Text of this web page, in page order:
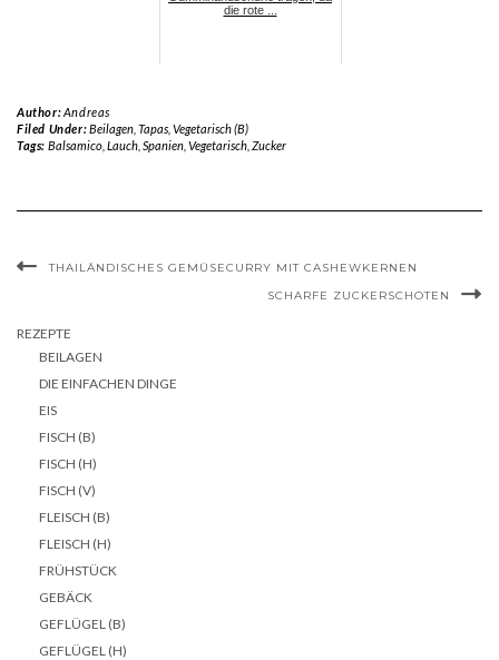
die rote ...
Author:Andreas
Filed Under:Beilagen, Tapas, Vegetarisch (B)
Tags: Balsamico, Lauch, Spanien, Vegetarisch, Zucker
THAILÄNDISCHES GEMÜSECURRY MIT CASHEWKERNEN
SCHARFE ZUCKERSCHOTEN
REZEPTE
BEILAGEN
DIE EINFACHEN DINGE
EIS
FISCH (B)
FISCH (H)
FISCH (V)
FLEISCH (B)
FLEISCH (H)
FRÜHSTÜCK
GEBÄCK
GEFLÜGEL (B)
GEFLÜGEL (H)